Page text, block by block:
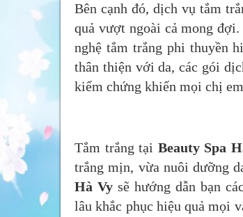
Bên cạnh đó, dịch vụ tắm
quả vượt ngoài cả mong
nghệ tắm trắng phi thuyền
thân thiện với da, các gói
kiểm chứng khiến mọi chị
Tắm trắng tại Beauty Spa
trắng mịn, vừa nuôi dưỡng
Hà Vy sẽ hướng dẫn bạn
lâu khắc phục hiệu quả mọi